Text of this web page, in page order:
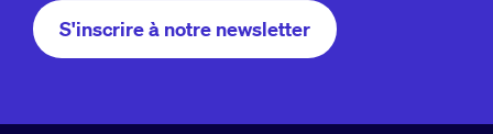
S'inscrire à notre newsletter